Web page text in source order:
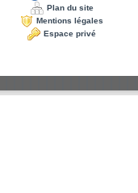
Plan du site
Mentions légales
Espace privé